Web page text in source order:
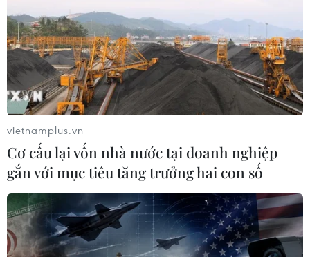
vietnamplus.vn
Cơ cấu lại vốn nhà nước tại doanh nghiệp
gắn với mục tiêu tăng trưởng hai con số